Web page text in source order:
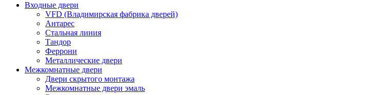
Входные двери
VFD (Владимирская фабрика дверей)
Антарес
Стальная линия
Тандор
Феррони
Металлические двери
Межкомнатные двери
Двери скрытого монтажа
Межкомнатные двери эмаль